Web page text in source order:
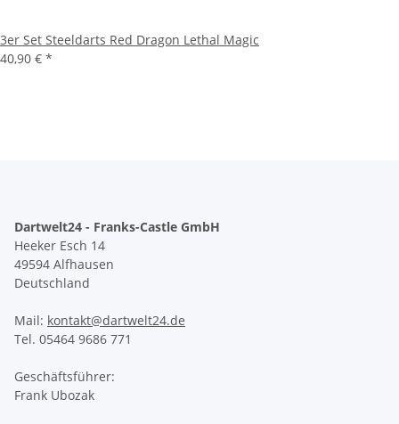
3er Set Steeldarts Red Dragon Lethal Magic
40,90 € *
Dartwelt24 - Franks-Castle GmbH
Heeker Esch 14
49594 Alfhausen
Deutschland
Mail: kontakt@dartwelt24.de
Tel. 05464 9686 771
Geschäftsführer:
Frank Ubozak